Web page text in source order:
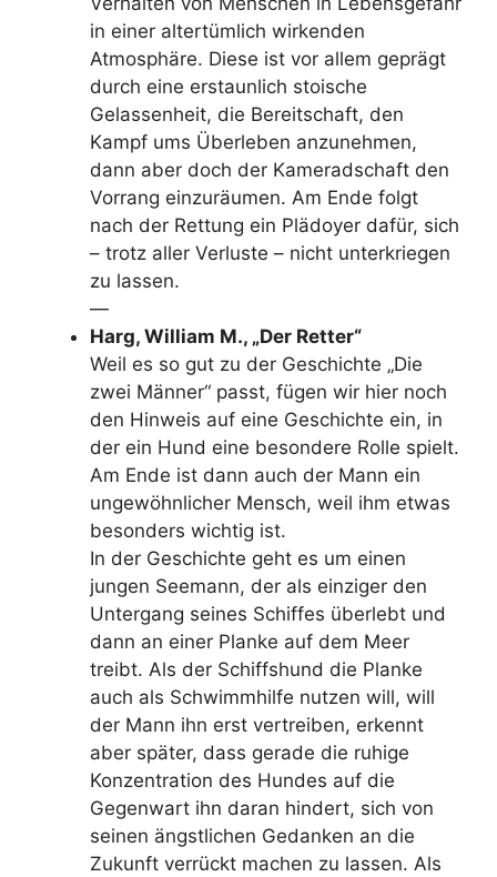
in einer altertümlich wirkenden
Atmosphäre. Diese ist vor allem geprägt
durch eine erstaunlich stoische
Gelassenheit, die Bereitschaft, den
Kampf ums Überleben anzunehmen,
dann aber doch der Kameradschaft den
Vorrang einzuräumen. Am Ende folgt
nach der Rettung ein Plädoyer dafür, sich
– trotz aller Verluste – nicht unterkriegen
zu lassen.
—
Harg, William M., „Der Retter“
Weil es so gut zu der Geschichte „Die
zwei Männer“ passt, fügen wir hier noch
den Hinweis auf eine Geschichte ein, in
der ein Hund eine besondere Rolle spielt.
Am Ende ist dann auch der Mann ein
ungewöhnlicher Mensch, weil ihm etwas
besonders wichtig ist.
In der Geschichte geht es um einen
jungen Seemann, der als einziger den
Untergang seines Schiffes überlebt und
dann an einer Planke auf dem Meer
treibt. Als der Schiffshund die Planke
auch als Schwimmhilfe nutzen will, will
der Mann ihn erst vertreiben, erkennt
aber später, dass gerade die ruhige
Konzentration des Hundes auf die
Gegenwart ihn daran hindert, sich von
seinen ängstlichen Gedanken an die
Zukunft verrückt machen zu lassen. Als